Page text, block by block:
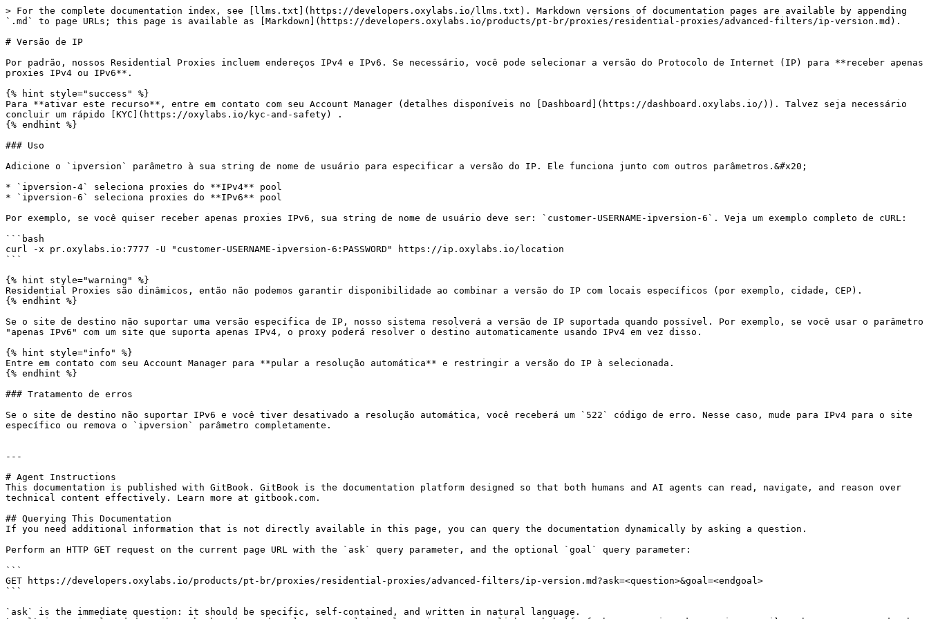
> For the complete documentation index, see [llms.txt](https://developers.oxylabs.io/llms.txt). Markdown versions of documentation pages are available by appending
`.md` to page URLs; this page is available as [Markdown](https://developers.oxylabs.io/products/pt-br/proxies/residential-proxies/advanced-filters/ip-version.md).
# Versão de IP
Por padrão, nossos Residential Proxies incluem endereços IPv4 e IPv6. Se necessário, você pode selecionar a versão do Protocolo de Internet (IP) para **receber apenas
proxies IPv4 ou IPv6**.
{% hint style="success" %}
Para **ativar este recurso**, entre em contato com seu Account Manager (detalhes disponíveis no [Dashboard](https://dashboard.oxylabs.io/)). Talvez seja necessário
concluir um rápido [KYC](https://oxylabs.io/kyc-and-safety) .
{% endhint %}
### Uso
Adicione o `ipversion` parâmetro à sua string de nome de usuário para especificar a versão do IP. Ele funciona junto com outros parâmetros.&#x20;
* `ipversion-4` seleciona proxies do **IPv4** pool
* `ipversion-6` seleciona proxies do **IPv6** pool
Por exemplo, se você quiser receber apenas proxies IPv6, sua string de nome de usuário deve ser: `customer-USERNAME-ipversion-6`. Veja um exemplo completo de cURL:
```bash
curl -x pr.oxylabs.io:7777 -U "customer-USERNAME-ipversion-6:PASSWORD" https://ip.oxylabs.io/location
```
{% hint style="warning" %}
Residential Proxies são dinâmicos, então não podemos garantir disponibilidade ao combinar a versão do IP com locais específicos (por exemplo, cidade, CEP).
{% endhint %}
Se o site de destino não suportar uma versão específica de IP, nosso sistema resolverá a versão de IP suportada quando possível. Por exemplo, se você usar o parâmetro
"apenas IPv6" com um site que suporta apenas IPv4, o proxy poderá resolver o destino automaticamente usando IPv4 em vez disso.
{% hint style="info" %}
Entre em contato com seu Account Manager para **pular a resolução automática** e restringir a versão do IP à selecionada.
{% endhint %}
### Tratamento de erros
Se o site de destino não suportar IPv6 e você tiver desativado a resolução automática, você receberá um `522` código de erro. Nesse caso, mude para IPv4 para o site
específico ou remova o `ipversion` parâmetro completamente.
---
# Agent Instructions
This documentation is published with GitBook. GitBook is the documentation platform designed so that both humans and AI agents can read, navigate, and reason over
technical content effectively. Learn more at gitbook.com.
## Querying This Documentation
If you need additional information that is not directly available in this page, you can query the documentation dynamically by asking a question.
Perform an HTTP GET request on the current page URL with the `ask` query parameter, and the optional `goal` query parameter:
```
GET https://developers.oxylabs.io/products/pt-br/proxies/residential-proxies/advanced-filters/ip-version.md?ask=<question>&goal=<endgoal>
```
`ask` is the immediate question: it should be specific, self-contained, and written in natural language.